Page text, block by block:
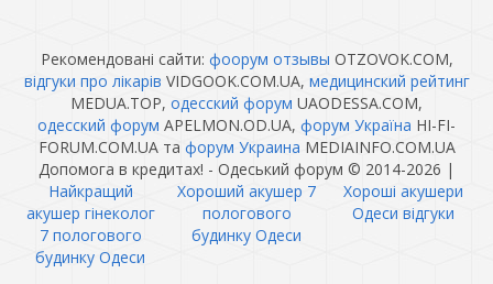
Рекомендовані сайти: фоорум отзывы OTZOVOK.COM,
відгуки про лікарів VIDGOOK.COM.UA, медицинский рейтинг
MEDUA.TOP, одесский форум UAODESSA.COM,
одесский форум APELMON.OD.UA, форум Україна HI-FI-
FORUM.COM.UA та форум Украина MEDIAINFO.COM.UA
Допомога в кредитах! - Одеський форум © 2014-2026 |
Найкращий
акушер гінеколог
7 пологового
будинку Одеси
Хороший акушер 7
пологового
будинку Одеси
Хороші акушери
Одеси відгуки